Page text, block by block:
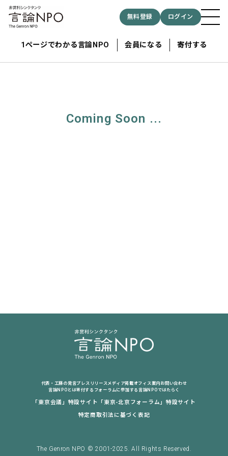
無料登録 ログイン
1ページでわかる言論NPO 会員になる 寄付する
Coming Soon ...
代表・工藤の発言プレスリリースメディア掲載オフィス案内 お問い合わせ
言論NPOとは寄付する フォーラムに参加する 言論NPOではたらく
「東京会議」特設サイト
「東京-北京フォーラム」特設サイト
特定商取引法に基づく表記
The Genron NPO © 2001-2025. All Rights Reserved.